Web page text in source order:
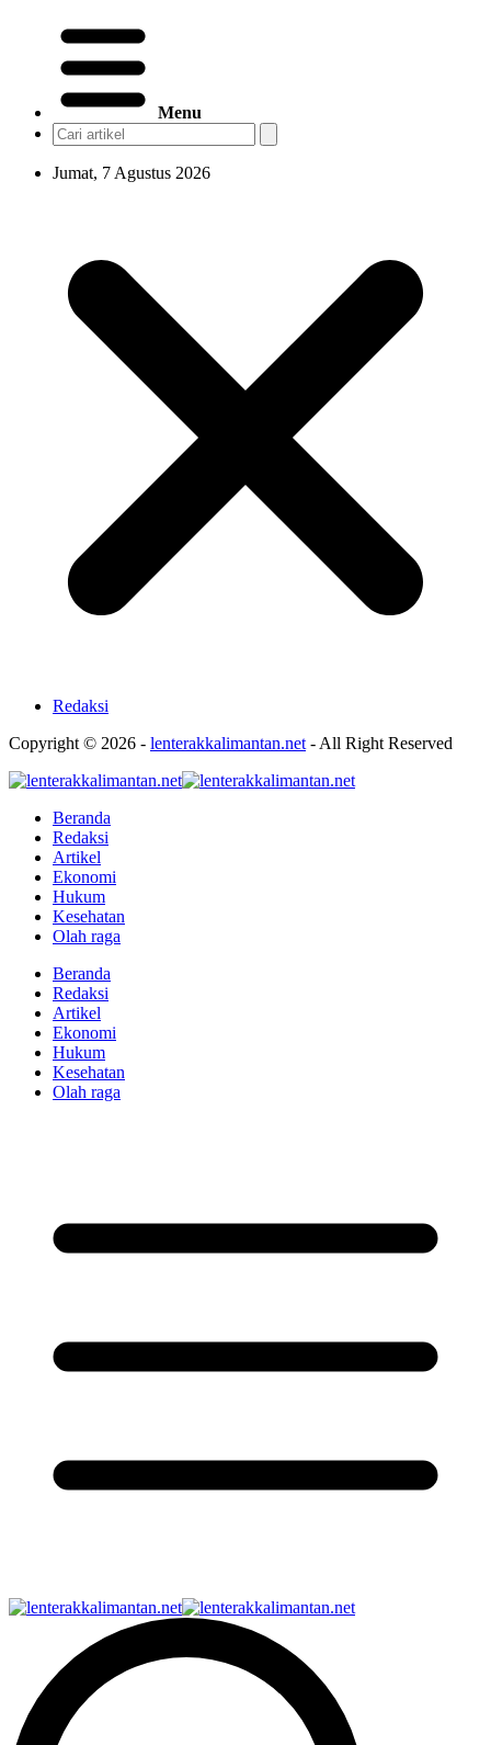
Menu
Jumat, 7 Agustus 2026
Redaksi
Copyright © 2026 - lenterakkalimantan.net - All Right Reserved
Beranda
Redaksi
Artikel
Ekonomi
Hukum
Kesehatan
Olah raga
Beranda
Redaksi
Artikel
Ekonomi
Hukum
Kesehatan
Olah raga